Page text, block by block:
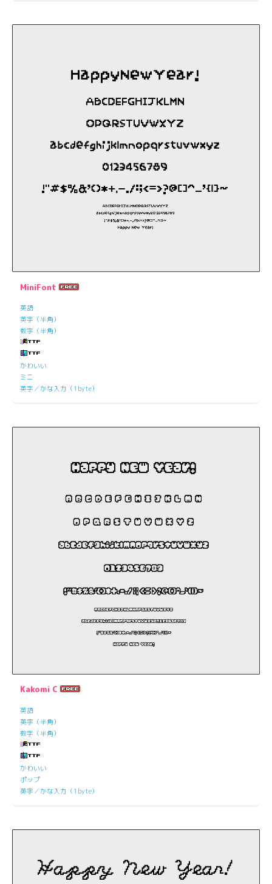
MiniFont
英語
英字（半角）
数字（半角）
かわいい
ミニ
英字／かな入力（1byte）
Kakomi C
英語
英字（半角）
数字（半角）
かわいい
ポップ
英字／かな入力（1byte）